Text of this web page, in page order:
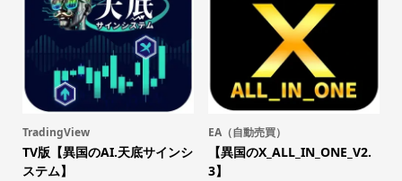
TradingView
TV版【異国のAI.天底サインシ
ステム】
EA（自動売買）
【異国のX_ALL_IN_ONE_V2.
3】